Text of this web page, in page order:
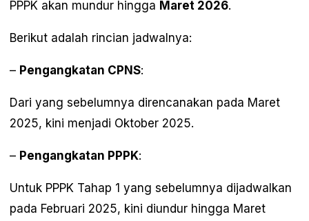
PPPK akan mundur hingga Maret 2026.
Berikut adalah rincian jadwalnya:
– Pengangkatan CPNS:
Dari yang sebelumnya direncanakan pada Maret
2025, kini menjadi Oktober 2025.
– Pengangkatan PPPK:
Untuk PPPK Tahap 1 yang sebelumnya dijadwalkan
pada Februari 2025, kini diundur hingga Maret